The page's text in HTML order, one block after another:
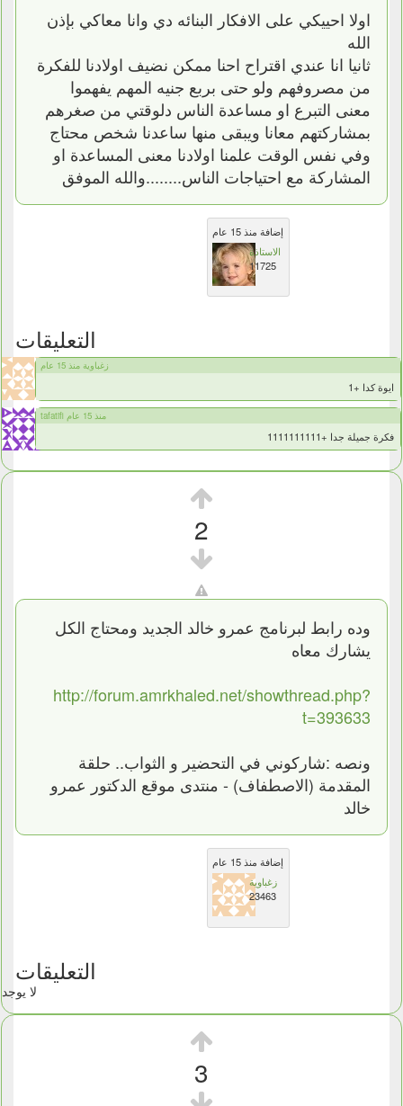
اولا احييكي على الافكار البنائه دي وانا معاكي بإذن
الله
ثانيا انا عندي اقتراح احنا ممكن نضيف اولادنا للفكرة
من مصروفهم ولو حتى بربع جنيه المهم يفهموا
معنى التبرع او مساعدة الناس دلوقتي من صغرهم
بمشاركتهم معانا ويبقى منها ساعدنا شخص محتاج
وفي نفس الوقت علمنا اولادنا معنى المساعدة او
المشاركة مع احتياجات الناس........والله الموفق
إضافة منذ 15 عام
الاستاذة
11725
التعليقات
زغباوية منذ 15 عام
ايوة كدا +1
tafatifi منذ 15 عام
فكرة جميلة جدا +1111111111
2
وده رابط لبرنامج عمرو خالد الجديد ومحتاج الكل
يشارك معاه
http://forum.amrkhaled.net/showthread.php?
t=393633
ونصه :شاركوني في التحضير و الثواب.. حلقة
المقدمة (الاصطفاف) - منتدى موقع الدكتور عمرو
خالد
إضافة منذ 15 عام
زغباوية
23463
التعليقات
لا يوجد
3